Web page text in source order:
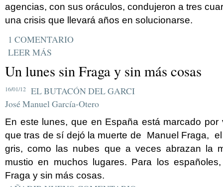
agencias, con sus oráculos, condujeron a tres
una crisis que llevará años en solucionarse.
1 COMENTARIO
LEER MÁS
Un lunes sin Fraga y sin más cosas
16/01/12
EL BUTACÓN DEL GARCI
José Manuel García-Otero
En este lunes, que en España está marcado por
que tras de sí dejó la muerte de Manuel Fraga,
gris, como las nubes que a veces abrazan la
mustio en muchos lugares. Para los
Fraga y sin más cosas.